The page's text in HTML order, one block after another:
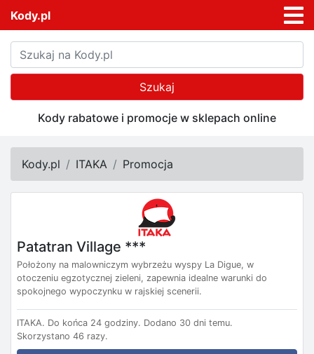
Kody.pl
Szukaj
Kody rabatowe i promocje w sklepach online
Kody.pl ITAKA Promocja
Patatran Village ***
Położony na malowniczym wybrzeżu wyspy La Digue, w
otoczeniu egzotycznej zieleni, zapewnia idealne warunki do
spokojnego wypoczynku w rajskiej scenerii.
ITAKA. Do końca 24 godziny. Dodano 30 dni temu.
Skorzystano 46 razy.